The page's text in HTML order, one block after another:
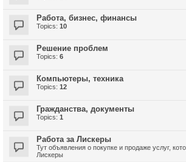
Работа, бизнес, финансы
Topics: 10
Решение проблем
Topics: 6
Компьютеры, техника
Topics: 12
Гражданства, документы
Topics: 1
Работа за Лискеры
Тут объявления о покупке и продаже услуг,
Лискеры